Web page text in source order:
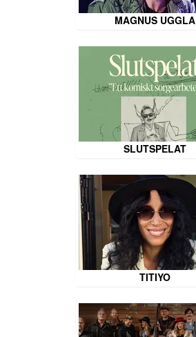
MAGNUS UGGLA
SLUTSPELAT
TITIYO